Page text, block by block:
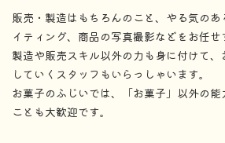
販売・製造はもちろんのこと、やる気の
イティング、商品の写真撮影などをお任
製造や販売スキル以外の力も身に付けて
していくスタッフもいらっしゃいます。
お菓子のふじいでは、「お菓子」以外の能
ことも大歓迎です。